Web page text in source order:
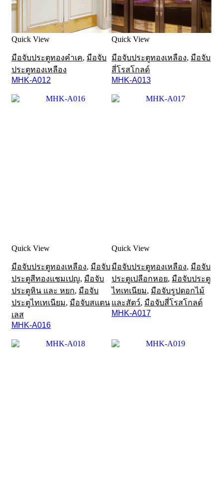
Quick View
มือจับประตูทองคำเค, มือจับ
ประตูทองเหลือง
MHK-A012
Quick View
มือจับประตูทองเหลือง, มือจับ
สี่โรสโกลด์
MHK-A013
Quick View
มือจับประตูทองเหลือง, มือจับ
ประตูสีทองแชมเปญ, มือจับ
ประตูหิน และ หยก, มือจับ
ประตูไทเทเนียม, มือจับสแตน
เลส
MHK-A016
Quick View
มือจับประตูทองเหลือง, มือจับ
ประตูเปลือกหอย, มือจับประตู
ไทเทเนียม, มือจับรูปดอกไม้
และสัตว์, มือจับสี่โรสโกลด์
MHK-A017